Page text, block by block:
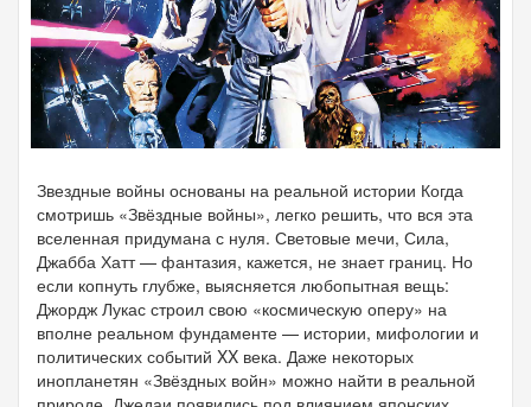
Звездные войны основаны на реальной истории Когда
смотришь «Звёздные войны», легко решить, что вся эта
вселенная придумана с нуля. Световые мечи, Сила,
Джабба Хатт — фантазия, кажется, не знает границ. Но
если копнуть глубже, выясняется любопытная вещь:
Джордж Лукас строил свою «космическую оперу» на
вполне реальном фундаменте — истории, мифологии и
политических событий XX века. Даже некоторых
инопланетян «Звёздных войн» можно найти в реальной